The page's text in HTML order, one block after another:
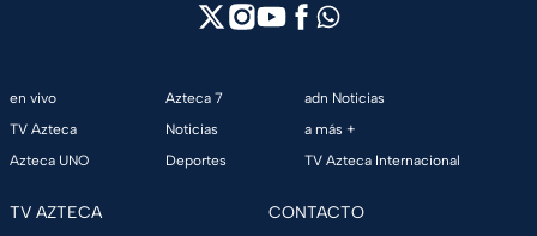
en vivo
TV Azteca
Azteca UNO
Azteca 7
Noticias
Deportes
adn Noticias
a más +
TV Azteca Internacional
TV AZTECA CONTACTO